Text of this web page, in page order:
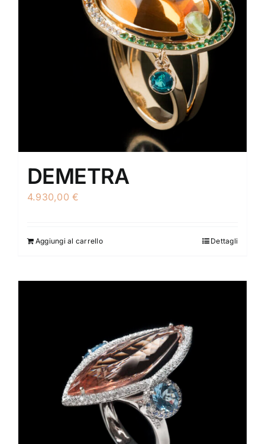
DEMETRA
4.930,00€
Aggiungi al carrello Dettagli